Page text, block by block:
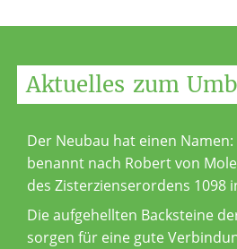
Aktuelles zum
Der Neubau hat einen
benannt nach Robert von
des Zisterzienserordens 1098
Die aufgehellten Backsteine
sorgen für eine gute